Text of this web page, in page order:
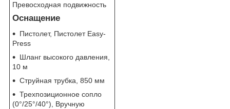
Превосходная подвижность
Оснащение
Пистолет, Пистолет Easy-
Press
Шланг высокого давления,
10 м
Струйная трубка, 850 мм
Трехпозиционное сопло
(0°/25°/40°), Вручную